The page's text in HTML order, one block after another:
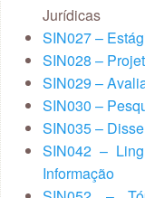
Jurídicas
SIN027 –
SIN028 –
SIN029 –
SIN030 –
SIN035 –
SIN042 –
Informação